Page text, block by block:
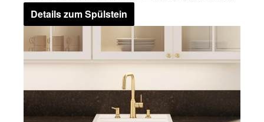
Details zum Spülstein